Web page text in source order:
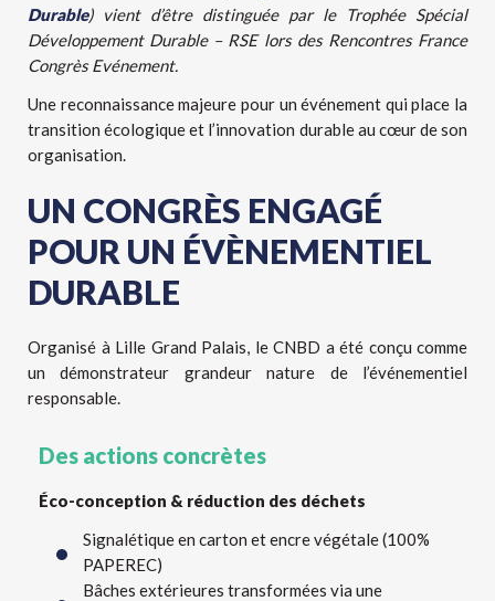
Durable) vient d’être distinguée par le Trophée Spécial
Développement Durable – RSE lors des Rencontres France
Congrès Evénement.
Une reconnaissance majeure pour un événement qui place la
transition écologique et l’innovation durable au cœur de son
organisation.
UN CONGRÈS ENGAGÉ
POUR UN ÉVÈNEMENTIEL
DURABLE
Organisé à Lille Grand Palais, le CNBD a été conçu comme
un démonstrateur grandeur nature de l’événementiel
responsable.
Des actions concrètes
Éco-conception & réduction des déchets
Signalétique en carton et encre végétale (100%
PAPEREC)
Bâches extérieures transformées via une